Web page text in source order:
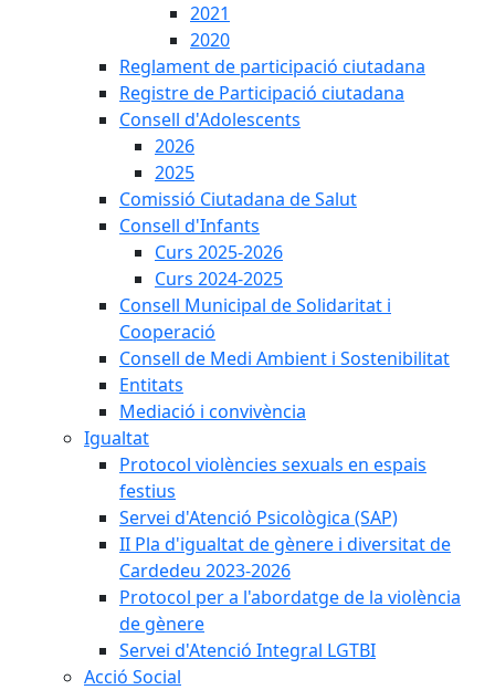
2021
2020
Reglament de participació ciutadana
Registre de Participació ciutadana
Consell d'Adolescents
2026
2025
Comissió Ciutadana de Salut
Consell d'Infants
Curs 2025-2026
Curs 2024-2025
Consell Municipal de Solidaritat i
Cooperació
Consell de Medi Ambient i Sostenibilitat
Entitats
Mediació i convivència
Igualtat
Protocol violències sexuals en espais
festius
Servei d'Atenció Psicològica (SAP)
II Pla d'igualtat de gènere i diversitat de
Cardedeu 2023-2026
Protocol per a l'abordatge de la violència
de gènere
Servei d'Atenció Integral LGTBI
Acció Social